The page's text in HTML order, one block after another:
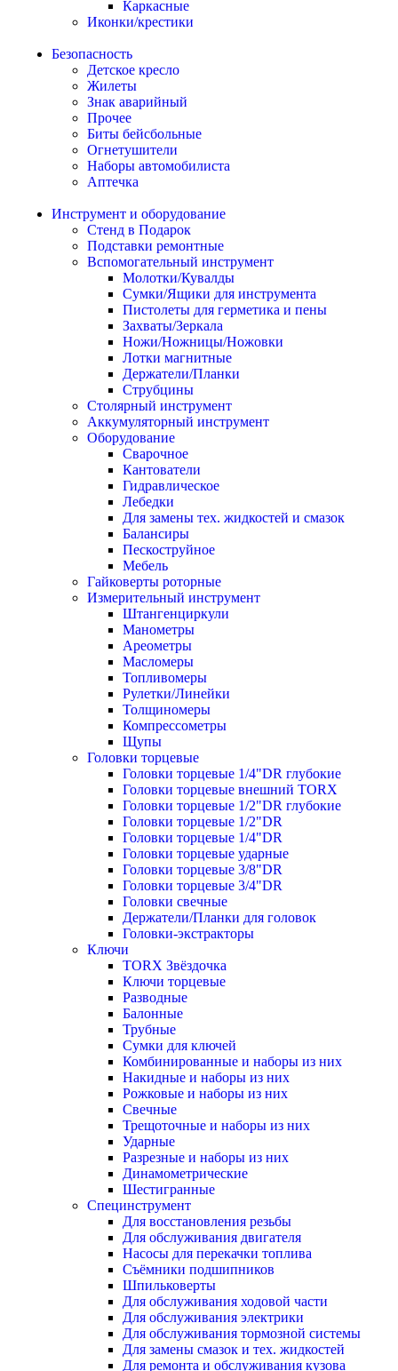
Каркасные
Иконки/крестики
Безопасность
Детское кресло
Жилеты
Знак аварийный
Прочее
Биты бейсбольные
Огнетушители
Наборы автомобилиста
Аптечка
Инструмент и оборудование
Стенд в Подарок
Подставки ремонтные
Вспомогательный инструмент
Молотки/Кувалды
Сумки/Ящики для инструмента
Пистолеты для герметика и пены
Захваты/Зеркала
Ножи/Ножницы/Ножовки
Лотки магнитные
Держатели/Планки
Струбцины
Столярный инструмент
Аккумуляторный инструмент
Оборудование
Сварочное
Кантователи
Гидравлическое
Лебедки
Для замены тех. жидкостей и смазок
Балансиры
Пескоструйное
Мебель
Гайковерты роторные
Измерительный инструмент
Штангенциркули
Манометры
Ареометры
Масломеры
Топливомеры
Рулетки/Линейки
Толщиномеры
Компрессометры
Щупы
Головки торцевые
Головки торцевые 1/4"DR глубокие
Головки торцевые внешний TORX
Головки торцевые 1/2"DR глубокие
Головки торцевые 1/2"DR
Головки торцевые 1/4"DR
Головки торцевые ударные
Головки торцевые 3/8"DR
Головки торцевые 3/4"DR
Головки свечные
Держатели/Планки для головок
Головки-экстракторы
Ключи
TORX Звёздочка
Ключи торцевые
Разводные
Балонные
Трубные
Сумки для ключей
Комбинированные и наборы из них
Накидные и наборы из них
Рожковые и наборы из них
Свечные
Трещоточные и наборы из них
Ударные
Разрезные и наборы из них
Динамометрические
Шестигранные
Специнструмент
Для восстановления резьбы
Для обслуживания двигателя
Насосы для перекачки топлива
Съёмники подшипников
Шпильковерты
Для обслуживания ходовой части
Для обслуживания электрики
Для обслуживания тормозной системы
Для замены смазок и тех. жидкостей
Для ремонта и обслуживания кузова